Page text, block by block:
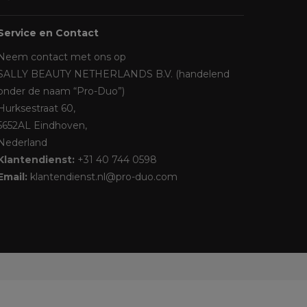
en Contact
contact met ons op
BEAUTY NETHERLANDS B.V. (handelend
de naam “Pro-Duo”)
60,
Eindhoven,
+31 40 744 0598
klantendienst.nl@pro-duo.com